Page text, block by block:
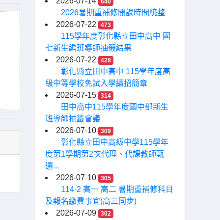
640
2026暑期重補修開課時間統整
2026-07-22
473
115學年度彰化縣立田中高中 國
七新生編班導師抽籤結果
2026-07-22
428
彰化縣立田中高中 115學年度高
級中等學校免試入學續招簡章
2026-07-15
314
田中高中115學年度國中部新生
班導師抽籤會議
2026-07-10
309
彰化縣立田中高級中學115學年
度第1學期第2次代理、代課教師甄
選...
2026-07-10
305
114-2 高一 高二 暑期重補修科目
及報名繳費事宜(高三同步)
2026-07-09
302